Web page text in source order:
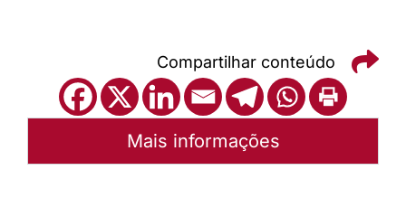
Compartilhar conteúdo
Mais informações